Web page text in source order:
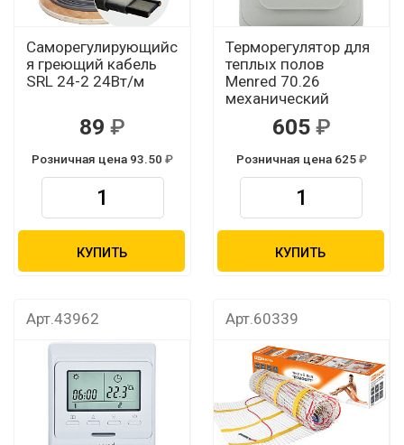
Саморегулирующийс
я греющий кабель
SRL 24-2 24Вт/м
89
Розничная цена 93.50
КУПИТЬ
Терморегулятор для
теплых полов
Menred 70.26
механический
605
Розничная цена 625
КУПИТЬ
Арт.43962 Арт.60339